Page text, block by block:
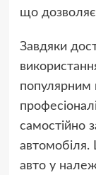
що дозволяє
Завдяки
популярним
самостійно
автомобіля.
авто у